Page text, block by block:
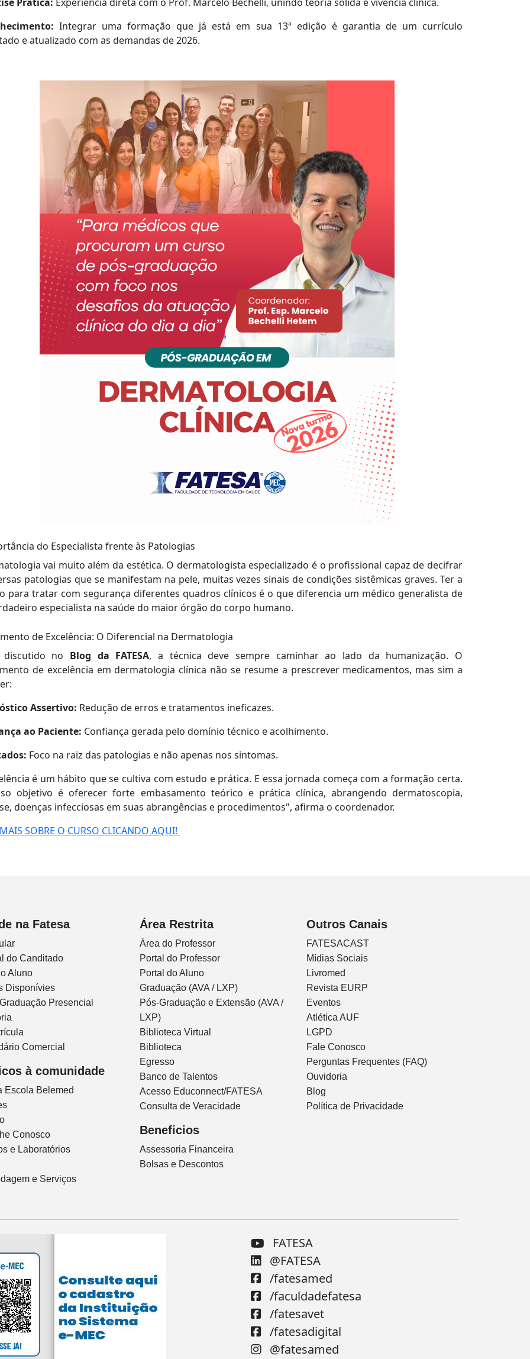
Integrar uma formação que já está em sua 13ª edição é garantia de um currículo
e atualizado com as demandas de 2026.
do Especialista frente às Patologias
vai muito além da estética. O dermatologista especializado é o profissional capaz de decifrar
patologias que se manifestam na pele, muitas vezes sinais de condições sistêmicas graves. Ter a
para tratar com segurança diferentes quadros clínicos é o que diferencia um médico generalista de
especialista na saúde do maior órgão do corpo humano.
de Excelência: O Diferencial na Dermatologia
discutido no Blog da FATESA, a técnica deve sempre caminhar ao lado da humanização. O
de excelência em dermatologia clínica não se resume a prescrever medicamentos, mas sim a
Assertivo: Redução de erros e tratamentos ineficazes.
ao Paciente: Confiança gerada pelo domínio técnico e acolhimento.
Foco na raiz das patologias e não apenas nos sintomas.
é um hábito que se cultiva com estudo e prática. E essa jornada começa com a formação certa.
objetivo é oferecer forte embasamento teórico e prática clínica, abrangendo dermatoscopia,
doenças infecciosas em suas abrangências e procedimentos", afirma o coordenador.
SOBRE O CURSO CLICANDO AQUI!
na Fatesa
do Canditado
Aluno
Disponívies
Presencial
Comercial
à comunidade
Escola Belemed
Conosco
e Laboratórios
e Serviços
Área Restrita
Área do Professor
Portal do Professor
Portal do Aluno
Graduação (AVA / LXP)
Pós-Graduação e Extensão (AVA /
LXP)
Biblioteca Virtual
Biblioteca
Egresso
Banco de Talentos
Acesso Educonnect/FATESA
Consulta de Veracidade
Beneficios
Assessoria Financeira
Bolsas e Descontos
Outros Canais
FATESACAST
Mídias Sociais
Livromed
Revista EURP
Eventos
Atlética AUF
LGPD
Fale Conosco
Perguntas Frequentes (FAQ)
Ouvidoria
Blog
Política de Privacidade
FATESA
@FATESA
/fatesamed
/faculdadefatesa
/fatesavet
/fatesadigital
@fatesamed